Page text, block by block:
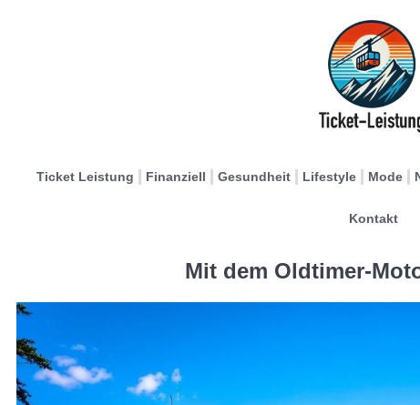
Ticket Leistung Finanziell Gesundheit Lifestyle Mode
Kontakt
Mit dem Oldtimer-